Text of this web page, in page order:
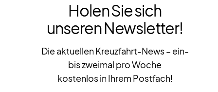
Holen Sie sich
unseren Newsletter!
Die aktuellen Kreuzfahrt-News – ein-
bis zweimal pro Woche
kostenlos in Ihrem Postfach!